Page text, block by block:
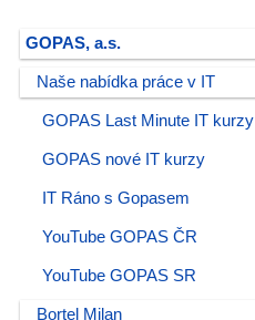
GOPAS, a.s.
Naše nabídka práce v IT
GOPAS Last Minute IT kurzy
GOPAS nové IT kurzy
IT Ráno s Gopasem
YouTube GOPAS ČR
YouTube GOPAS SR
Bortel Milan